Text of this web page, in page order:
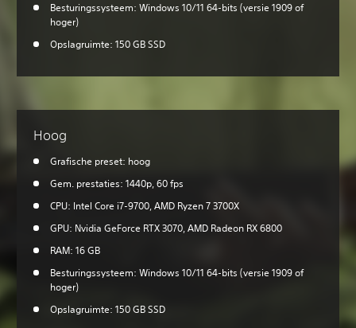
Besturingssysteem: Windows 10/11 64-bits (versie 1909 of
hoger)
Opslagruimte: 150 GB SSD
Hoog
Grafische preset: hoog
Gem. prestaties: 1440p, 60 fps
CPU: Intel Core i7-9700, AMD Ryzen 7 3700X
GPU: Nvidia GeForce RTX 3070, AMD Radeon RX 6800
RAM: 16 GB
Besturingssysteem: Windows 10/11 64-bits (versie 1909 of
hoger)
Opslagruimte: 150 GB SSD